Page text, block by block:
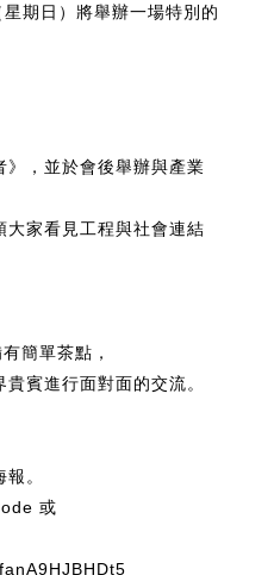
期日）將舉辦一場特別的
》，並於會後舉辦與產業
大家看見工程與社會連結
簡單茶點，
賓進行面對面的交流。
。
或